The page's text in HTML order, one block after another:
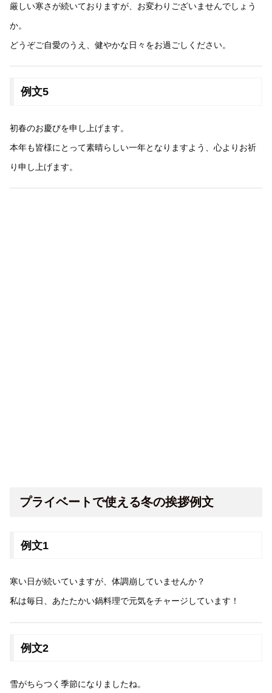
厳しい寒さが続いておりますが、お変わりございませんでしょう
か。
どうぞご自愛のうえ、健やかな日々をお過ごしください。
例文5
初春のお慶びを申し上げます。
本年も皆様にとって素晴らしい一年となりますよう、心よりお祈
り申し上げます。
プライベートで使える冬の挨拶例文
例文1
寒い日が続いていますが、体調崩していませんか？
私は毎日、あたたかい鍋料理で元気をチャージしています！
例文2
雪がちらつく季節になりましたね。